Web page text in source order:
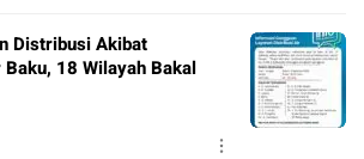
Distribusi Akibat
18 Wilayah Bakal